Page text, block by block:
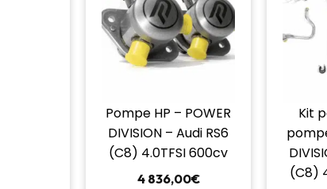
Pompe HP – POWER
DIVISION – Audi RS6
(C8) 4.0TFSI 600cv
4 836,00€
Kit
(C8)